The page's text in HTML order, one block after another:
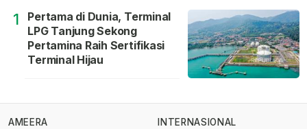
1
Pertama di Dunia, Terminal
LPG Tanjung Sekong
Pertamina Raih Sertifikasi
Terminal Hijau
AMEERA
INTERNASIONAL